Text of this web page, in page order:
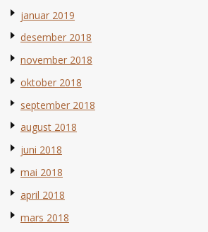
januar 2019
desember 2018
november 2018
oktober 2018
september 2018
august 2018
juni 2018
mai 2018
april 2018
mars 2018